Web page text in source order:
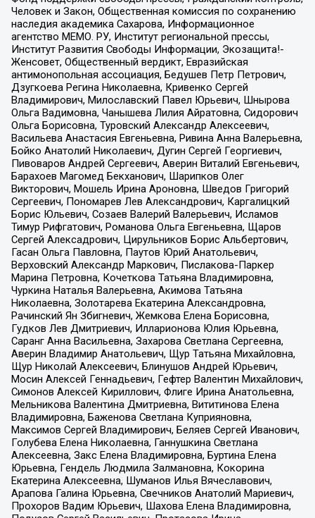
Человек и Закон, Общественная комиссия по сохранению
наследия академика Сахарова, Информационное
агентство МЕМО. РУ, Институт региональной прессы,
Институт Развития Свободы Информации, Экозащита!-
Женсовет, Общественный вердикт, Евразийская
антимонопольная ассоциация, Бедушев Петр Петрович,
Дзугкоева Регина Николаевна, Кривенко Сергей
Владимирович, Милославский Павел Юрьевич, Шнырова
Ольга Вадимовна, Чанышева Лилия Айратовна, Сидорович
Ольга Борисовна, Туровский Александр Алексеевич,
Васильева Анастасия Евгеньевна, Ривина Анна Валерьевна,
Бойко Анатолий Николаевич, Дугин Сергей Георгиевич,
Пивоваров Андрей Сергеевич, Аверин Виталий Евгеньевич,
Барахоев Магомед Бекханович, Шарипков Олег
Викторович, Мошель Ирина Ароновна, Шведов Григорий
Сергеевич, Пономарев Лев Александрович, Каргалицкий
Борис Юльевич, Созаев Валерий Валерьевич, Исламов
Тимур Рифгатович, Романова Ольга Евгеньевна, Щаров
Сергей Алексадрович, Цирульников Борис Альбертович,
Гасан Ольга Павловна, Паутов Юрий Анатольевич,
Верховский Александр Маркович, Пислакова-Паркер
Марина Петровна, Кочеткова Татьяна Владимировна,
Чуркина Наталья Валерьевна, Акимова Татьяна
Николаевна, Золотарева Екатерина Александровна,
Рачинский Ян Збигневич, Жемкова Елена Борисовна,
Гудков Лев Дмитриевич, Илларионова Юлия Юрьевна,
Саранг Анна Васильевна, Захарова Светлана Сергеевна,
Аверин Владимир Анатольевич, Щур Татьяна Михайловна,
Щур Николай Алексеевич, Блинушов Андрей Юрьевич,
Мосин Алексей Геннадьевич, Гефтер Валентин Михайлович,
Симонов Алексей Кириллович, Флиге Ирина Анатольевна,
Мельникова Валентина Дмитриевна, Вититинова Елена
Владимировна, Баженова Светлана Куприяновна,
Максимов Сергей Владимирович, Беляев Сергей Иванович,
Голубева Елена Николаевна, Ганнушкина Светлана
Алексеевна, Закс Елена Владимировна, Буртина Елена
Юрьевна, Гендель Людмила Залмановна, Кокорина
Екатерина Алексеевна, Шуманов Илья Вячеславович,
Арапова Галина Юрьевна, Свечников Анатолий Мариевич,
Прохоров Вадим Юрьевич, Шахова Елена Владимировна,